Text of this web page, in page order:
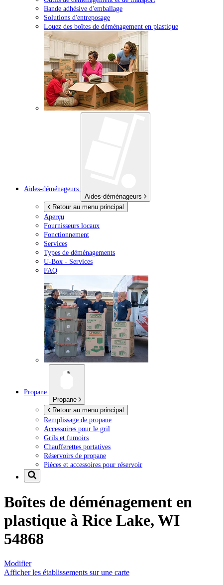
Bande adhésive d'emballage
Solutions d'entreposage
Louez des boîtes de déménagement en plastique
Aides-déménageurs
Aides-déménageurs
Retour au menu principal
Aperçu
Fournisseurs locaux
Fonctionnement
Services
Types de déménagements
U-Box - Services
FAQ
Propane
Propane
Retour au menu principal
Remplissage de propane
Accessoires pour le gril
Grils et fumoirs
Chaufferettes portatives
Réservoirs de propane
Pièces et accessoires pour réservoir
Boîtes de déménagement en
plastique à Rice Lake, WI
54868
Modifier
Afficher les établissements sur une carte